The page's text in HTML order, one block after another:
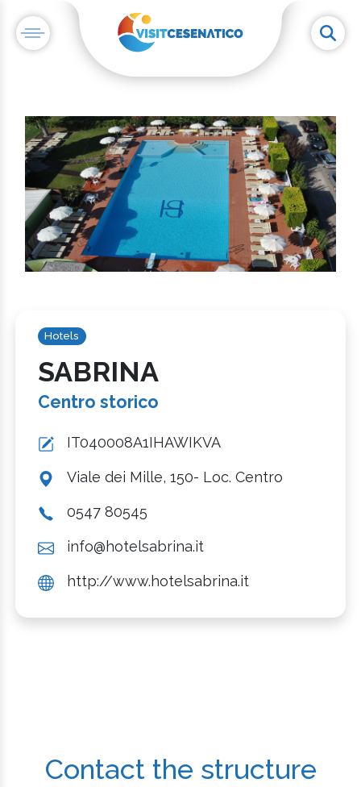
Hotels
SABRINA
Centro storico
IT040008A1IHAWIKVA
Viale dei Mille, 150- Loc. Centro
0547 80545
info@hotelsabrina.it
http://www.hotelsabrina.it
Contact the structure